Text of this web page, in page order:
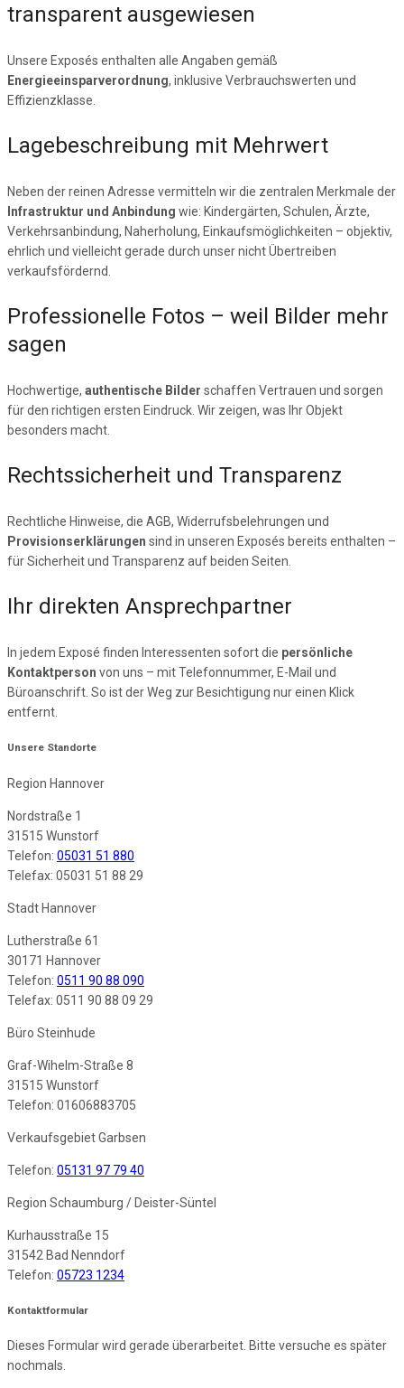
transparent ausgewiesen
Unsere Exposés enthalten alle Angaben gemäß
Energieeinsparverordnung, inklusive Verbrauchswerten und
Effizienzklasse.
Lagebeschreibung mit Mehrwert
Neben der reinen Adresse vermitteln wir die zentralen Merkmale der
Infrastruktur und Anbindung wie: Kindergärten, Schulen, Ärzte,
Verkehrsanbindung, Naherholung, Einkaufsmöglichkeiten – objektiv,
ehrlich und vielleicht gerade durch unser nicht Übertreiben
verkaufsfördernd.
Professionelle Fotos – weil Bilder mehr
sagen
Hochwertige, authentische Bilder schaffen Vertrauen und sorgen
für den richtigen ersten Eindruck. Wir zeigen, was Ihr Objekt
besonders macht.
Rechtssicherheit und Transparenz
Rechtliche Hinweise, die AGB, Widerrufsbelehrungen und
Provisionserklärungen sind in unseren Exposés bereits enthalten –
für Sicherheit und Transparenz auf beiden Seiten.
Ihr direkten Ansprechpartner
In jedem Exposé finden Interessenten sofort die persönliche
Kontaktperson von uns – mit Telefonnummer, E-Mail und
Büroanschrift. So ist der Weg zur Besichtigung nur einen Klick
entfernt.
Unsere Standorte
Region Hannover
Nordstraße 1
31515 Wunstorf
Telefon: 05031 51 880
Telefax: 05031 51 88 29
Stadt Hannover
Lutherstraße 61
30171 Hannover
Telefon: 0511 90 88 090
Telefax: 0511 90 88 09 29
Büro Steinhude
Graf-Wihelm-Straße 8
31515 Wunstorf
Telefon: 01606883705
Verkaufsgebiet Garbsen
Telefon: 05131 97 79 40
Region Schaumburg / Deister-Süntel
Kurhausstraße 15
31542 Bad Nenndorf
Telefon: 05723 1234
Kontaktformular
Dieses Formular wird gerade überarbeitet. Bitte versuche es später
nochmals.